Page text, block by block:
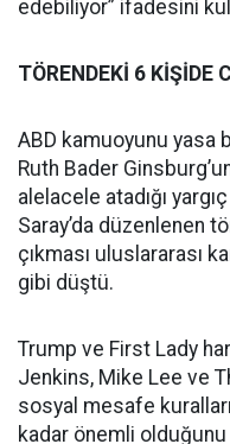
edebiliyor” ifadesini
TÖRENDEKİ 6 KİŞİDE
ABD kamuoyunu yasa
Ruth Bader
alelacele atadığı
Saray’da düzenlenen
çıkması uluslararası
gibi düştü.
Trump ve First Lady
Jenkins, Mike Lee ve
sosyal mesafe
kadar önemli